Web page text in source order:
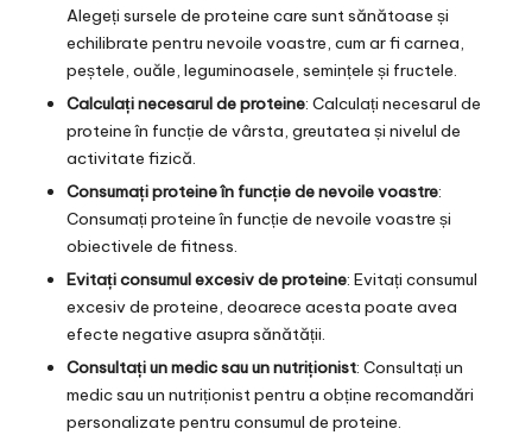
Alegeți sursele de proteine care sunt sănătoase și
echilibrate pentru nevoile voastre, cum ar fi carnea,
peștele, ouăle, leguminoasele, semințele și fructele.
Calculați necesarul de proteine: Calculați necesarul de
proteine în funcție de vârsta, greutatea și nivelul de
activitate fizică.
Consumați proteine în funcție de nevoile voastre:
Consumați proteine în funcție de nevoile voastre și
obiectivele de fitness.
Evitați consumul excesiv de proteine: Evitați consumul
excesiv de proteine, deoarece acesta poate avea
efecte negative asupra sănătății.
Consultați un medic sau un nutriționist: Consultați un
medic sau un nutriționist pentru a obține recomandări
personalizate pentru consumul de proteine.